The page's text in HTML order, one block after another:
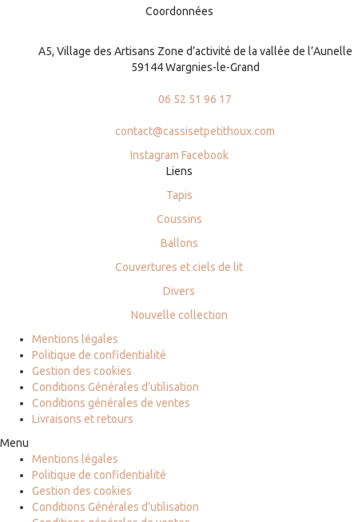
Coordonnées
A5, Village des Artisans Zone d’activité de la vallée de l’Aunelle
59144 Wargnies-le-Grand
06 52 51 96 17
contact@cassisetpetithoux.com
Instagram Facebook
Liens
Tapis
Coussins
Ballons
Couvertures et ciels de lit
Divers
Nouvelle collection
Mentions légales
Politique de confidentialité
Gestion des cookies
Conditions Générales d’utilisation
Conditions générales de ventes
Livraisons et retours
Menu
Mentions légales
Politique de confidentialité
Gestion des cookies
Conditions Générales d’utilisation